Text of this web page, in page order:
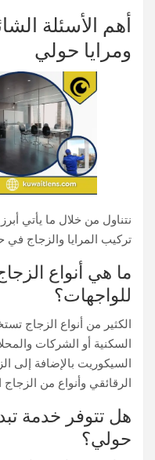
أهم الأسئلة
ومرايا حولي
نتناول من خلال ما يأتي
تركيب المرايا والزجاج في
ما هي أنواع
للواجهات؟
الكثير من أنواع الزجاج
السكنية أو الشركات
السيكوريت بالإضافة إلى
الرقائقي وأنواع من
هل تتوفر خدمة
حولي؟